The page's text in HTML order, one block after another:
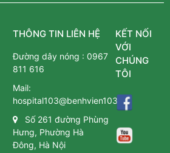
THÔNG TIN LIÊN HỆ
Đường dây nóng :0967
811 616
Mail:
hospital103@benhvien103.vn
Số 261 đường Phùng
Hưng, Phường Hà
Đông, Hà Nội
KẾT NỐI
VỚI
CHÚNG
TÔI